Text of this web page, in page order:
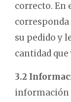
correcto. En
corresponda
su pedido y
cantidad
3.2
información